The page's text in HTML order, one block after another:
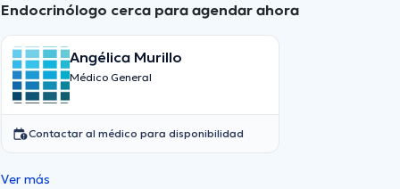
Endocrinólogo cerca para agendar ahora
Angélica Murillo
Médico General
Contactar al médico para disponibilidad
Ver más